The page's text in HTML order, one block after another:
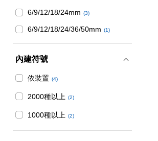
6/9/12/18/24mm (3)
6/9/12/18/24/36/50mm (1)
內建符號
依裝置 (4)
2000種以上 (2)
1000種以上 (2)